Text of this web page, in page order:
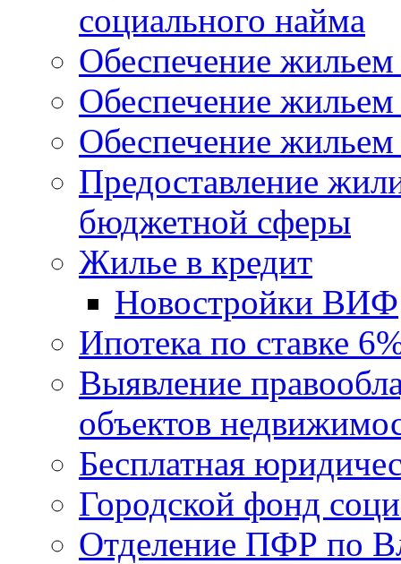
социального найма
Обеспечение
Обеспечение
Обеспечение жильем
Предоставление
бюджетной сферы
Жилье в кредит
Новостройки ВИФ
Ипотека по ставке
Выявление
объектов
Бесплатная
Городской фонд
Отделение ПФР по